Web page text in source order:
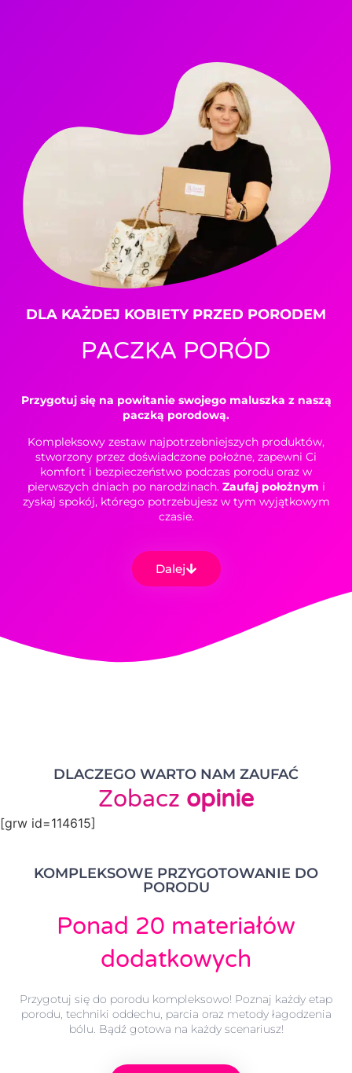
DLA KAŻDEJ KOBIETY PRZED PORODEM
PACZKA PORÓD
Przygotuj się na powitanie swojego maluszka z naszą
paczką porodową.
Kompleksowy zestaw najpotrzebniejszych produktów,
stworzony przez doświadczone położne, zapewni Ci
komfort i bezpieczeństwo podczas porodu oraz w
pierwszych dniach po narodzinach. Zaufaj położnym i
zyskaj spokój, którego potrzebujesz w tym wyjątkowym
czasie.
Dalej
DLACZEGO WARTO NAM ZAUFAĆ
Zobacz opinie
[grw id=114615]
KOMPLEKSOWE PRZYGOTOWANIE DO
PORODU
Ponad 20 materiałów
dodatkowych
Przygotuj się do porodu kompleksowo! Poznaj każdy etap
porodu, techniki oddechu, parcia oraz metody łagodzenia
bólu. Bądź gotowa na każdy scenariusz!